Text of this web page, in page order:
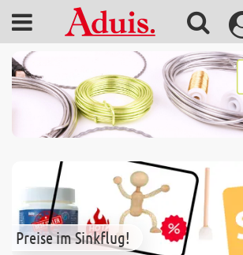
Preise im Sinkflug!